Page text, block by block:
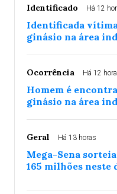
Identificado Há 12
Identificada
ginásio na área
Ocorrência Há 12
Homem é
ginásio na área
Geral Há 13 horas
Mega-Sena
165 milhões neste